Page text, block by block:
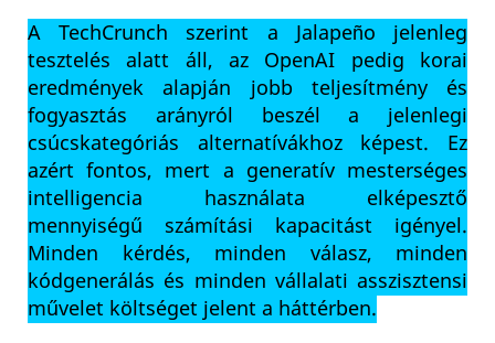
A TechCrunch szerint a Jalapeño jelenleg
tesztelés alatt áll, az OpenAI pedig korai
eredmények alapján jobb teljesítmény és
fogyasztás arányról beszél a jelenlegi
csúcskategóriás alternatívákhoz képest. Ez
azért fontos, mert a generatív mesterséges
intelligencia használata elképesztő
mennyiségű számítási kapacitást igényel.
Minden kérdés, minden válasz, minden
kódgenerálás és minden vállalati asszisztensi
művelet költséget jelent a háttérben.